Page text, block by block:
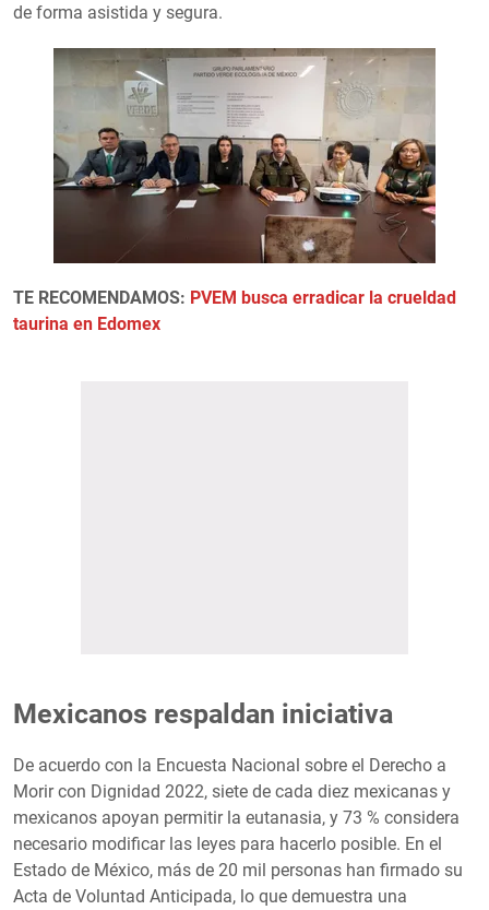
de forma asistida y segura.
TE RECOMENDAMOS: PVEM busca erradicar la crueldad
taurina en Edomex
Mexicanos respaldan iniciativa
De acuerdo con la Encuesta Nacional sobre el Derecho a
Morir con Dignidad 2022, siete de cada diez mexicanas y
mexicanos apoyan permitir la eutanasia, y 73 % considera
necesario modificar las leyes para hacerlo posible. En el
Estado de México, más de 20 mil personas han firmado su
Acta de Voluntad Anticipada, lo que demuestra una